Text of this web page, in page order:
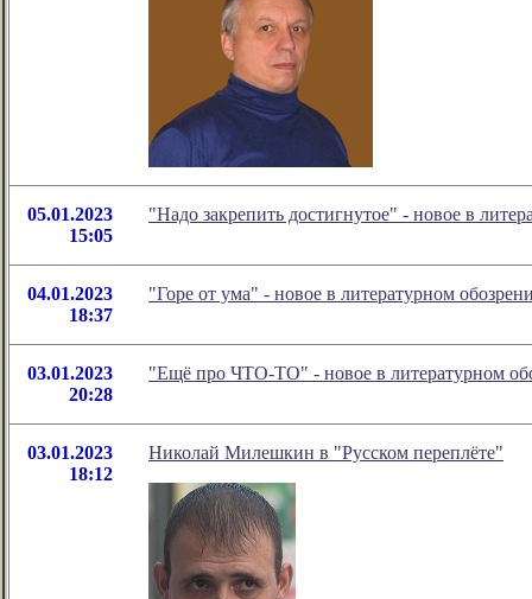
05.01.2023
15:05
"Надо закрепить достигнутое" - новое в
04.01.2023
18:37
"Горе от ума" - новое в литературном
03.01.2023
20:28
"Ещё про ЧТО-ТО" - новое в литературном
03.01.2023
18:12
Николай Милешкин в "Русском переплёте"